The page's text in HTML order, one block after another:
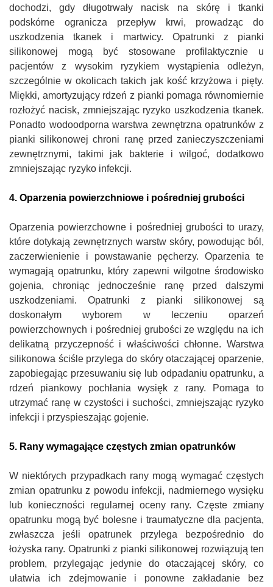
dochodzi, gdy długotrwały nacisk na skórę i tkanki
podskórne ogranicza przepływ krwi, prowadząc do
uszkodzenia tkanek i martwicy. Opatrunki z pianki
silikonowej mogą być stosowane profilaktycznie u
pacjentów z wysokim ryzykiem wystąpienia odleżyn,
szczególnie w okolicach takich jak kość krzyżowa i pięty.
Miękki, amortyzujący rdzeń z pianki pomaga równomiernie
rozłożyć nacisk, zmniejszając ryzyko uszkodzenia tkanek.
Ponadto wodoodporna warstwa zewnętrzna opatrunków z
pianki silikonowej chroni ranę przed zanieczyszczeniami
zewnętrznymi, takimi jak bakterie i wilgoć, dodatkowo
zmniejszając ryzyko infekcji.
4. Oparzenia powierzchniowe i pośredniej grubości
Oparzenia powierzchowne i pośredniej grubości to urazy,
które dotykają zewnętrznych warstw skóry, powodując ból,
zaczerwienienie i powstawanie pęcherzy. Oparzenia te
wymagają opatrunku, który zapewni wilgotne środowisko
gojenia, chroniąc jednocześnie ranę przed dalszymi
uszkodzeniami. Opatrunki z pianki silikonowej są
doskonałym wyborem w leczeniu oparzeń
powierzchownych i pośredniej grubości ze względu na ich
delikatną przyczepność i właściwości chłonne. Warstwa
silikonowa ściśle przylega do skóry otaczającej oparzenie,
zapobiegając przesuwaniu się lub odpadaniu opatrunku, a
rdzeń piankowy pochłania wysięk z rany. Pomaga to
utrzymać ranę w czystości i suchości, zmniejszając ryzyko
infekcji i przyspieszając gojenie.
5. Rany wymagające częstych zmian opatrunków
W niektórych przypadkach rany mogą wymagać częstych
zmian opatrunku z powodu infekcji, nadmiernego wysięku
lub konieczności regularnej oceny rany. Częste zmiany
opatrunku mogą być bolesne i traumatyczne dla pacjenta,
zwłaszcza jeśli opatrunek przylega bezpośrednio do
łożyska rany. Opatrunki z pianki silikonowej rozwiązują ten
problem, przylegając jedynie do otaczającej skóry, co
ułatwia ich zdejmowanie i ponowne zakładanie bez